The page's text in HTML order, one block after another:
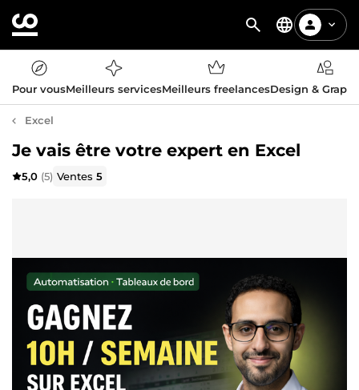
Pour vousMeilleurs servicesMeilleurs freelancesDesign &
Excel
Je vais être votre expert en Excel
5,0 (5) Ventes5